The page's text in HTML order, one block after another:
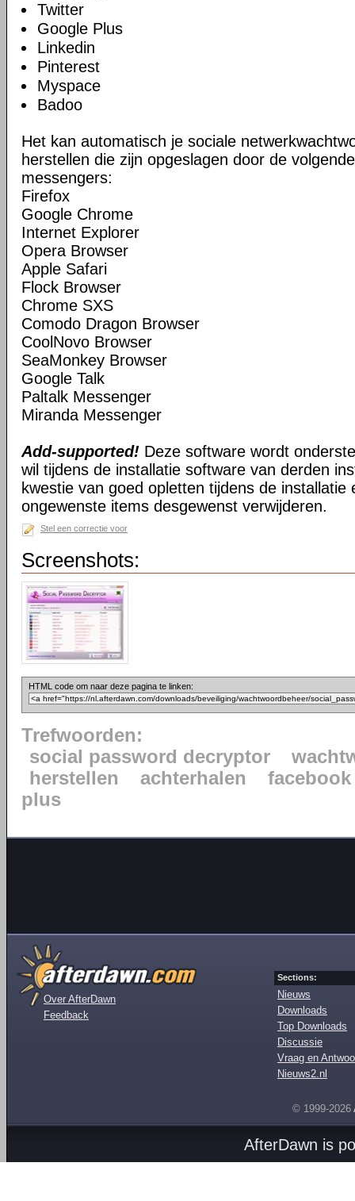
Twitter
Google Plus
Linkedin
Pinterest
Myspace
Badoo
Het kan automatisch je sociale
herstellen die zijn opgeslagen door de
messengers:
Firefox
Google Chrome
Internet Explorer
Opera Browser
Apple Safari
Flock Browser
Chrome SXS
Comodo Dragon Browser
CoolNovo Browser
SeaMonkey Browser
Google Talk
Paltalk Messenger
Miranda Messenger
Add-supported! Deze software wordt
wil tijdens de installatie software van derden
kwestie van goed opletten tijdens de installatie
ongewenste items desgewenst verwijderen.
Stel een correctie voor
Screenshots:
HTML code om naar deze pagina te linken:
Trefwoorden:
social password decryptor
herstellen
achterhalen
facebook
plus
Over AfterDawn
Feedback
Sections:
Nieuws
Downloads
Top Downloads
Discussie
Vraag en
Nieuws2.nl
© 1999-2026
AfterDawn is